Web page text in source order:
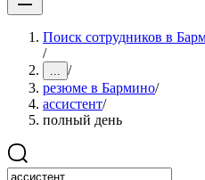
Поиск сотрудников в
/
... /
резюме в Бармино/
ассистент/
полный день